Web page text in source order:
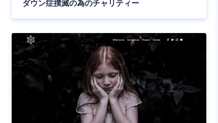
ダウン症撲滅の為のチャリティー